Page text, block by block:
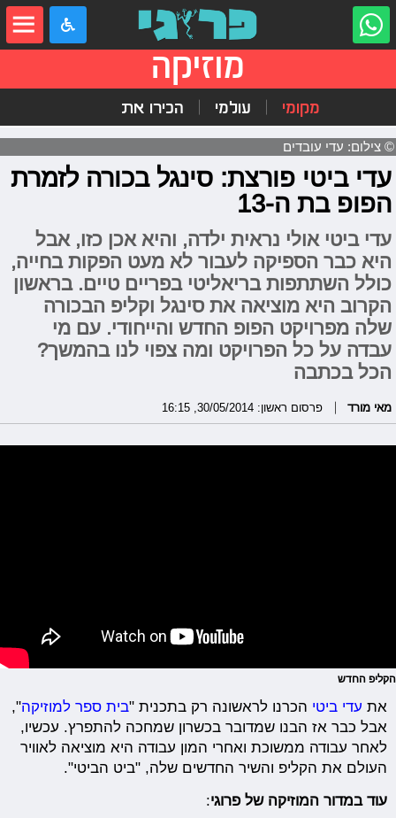
מוזיקה
מקומי עולמי הכירו את
© צילום: עדי עובדים
עדי ביטי פורצת: סינגל בכורה לזמרת
הפופ בת ה-13
עדי ביטי אולי נראית ילדה, והיא אכן כזו, אבל
היא כבר הספיקה לעבור לא מעט הפקות בחייה,
כולל השתתפות בריאליטי בפריים טיים. בראשון
הקרוב היא מוציאה את סינגל וקליפ הבכורה
שלה מפרויקט הפופ החדש והייחודי. עם מי
עבדה על כל הפרויקט ומה צפוי לנו בהמשך?
הכל בכתבה
מאי מורד פרסום ראשון: 30/05/2014, 16:15
הקליפ החדש
את עדי ביטי הכרנו לראשונה רק בתכנית "בית ספר למוזיקה",
אבל כבר אז הבנו שמדובר בכשרון שמחכה להתפרץ. עכשיו,
לאחר עבודה ממשוכת ואחרי המון עבודה היא מוציאה לאוויר
העולם את הקליפ והשיר החדשים שלה, "ביט הביטי".
עוד במדור המוזיקה של פרוגי: